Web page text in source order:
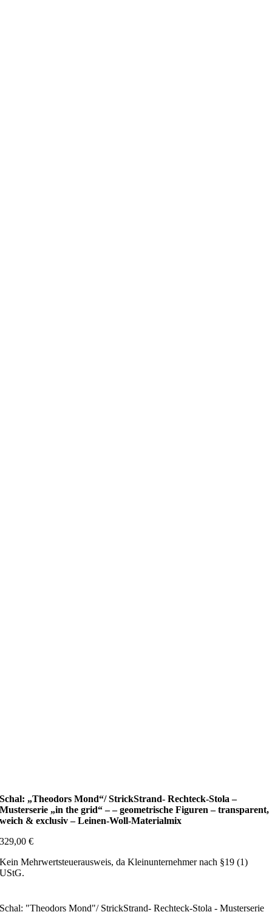
Schal: „Theodors Mond“/ StrickStrand- Rechteck-Stola –
Musterserie „in the grid“ – – geometrische Figuren – transparent,
weich & exclusiv – Leinen-Woll-Materialmix
329,00€
Kein Mehrwertsteuerausweis, da Kleinunternehmer nach §19 (1)
UStG.
Schal: "Theodors Mond"/ StrickStrand- Rechteck-Stola - Musterserie